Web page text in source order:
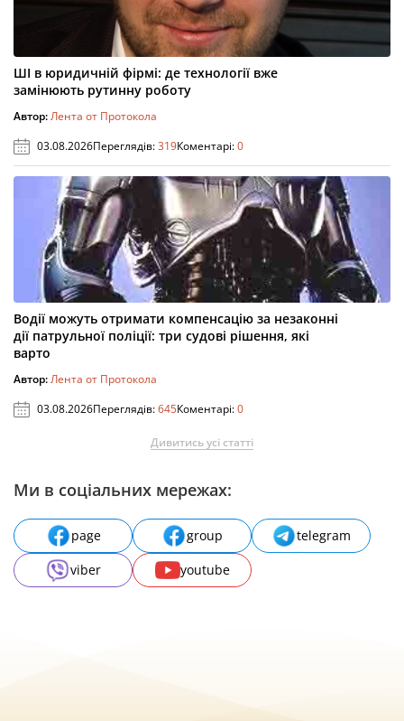
ШІ в юридичній фірмі: де технології вже
замінюють рутинну роботу
Автор:Лента от Протокола
03.08.2026Переглядів:319Коментарі:0
Водії можуть отримати компенсацію за незаконні
дії патрульної поліції: три судові рішення, які
варто
Автор:Лента от Протокола
03.08.2026Переглядів:645Коментарі:0
Дивитись усі статті
Ми в соціальних мережах:
page group
telegram
viber
youtube